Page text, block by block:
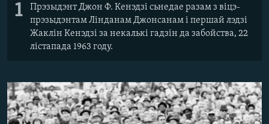
1
Прэзыдэнт Джон Ф. Кенэдзі сьнедае разам з віцэ-
прэзыдэнтам Лінданам Джонсанам і першай лэдзі
Жаклін Кенэдзі за некалькі гадзін да забойства, 22
лістапада 1963 году.